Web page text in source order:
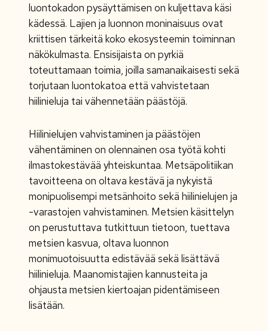
luontokadon pysäyttämisen on kuljettava käsi
kädessä. Lajien ja luonnon moninaisuus ovat
kriittisen tärkeitä koko ekosysteemin toiminnan
näkökulmasta. Ensisijaista on pyrkiä
toteuttamaan toimia, joilla samanaikaisesti sekä
torjutaan luontokatoa että vahvistetaan
hiilinieluja tai vähennetään päästöjä.
Hiilinielujen vahvistaminen ja päästöjen
vähentäminen on olennainen osa työtä kohti
ilmastokestävää yhteiskuntaa. Metsäpolitiikan
tavoitteena on oltava kestävä ja nykyistä
monipuolisempi metsänhoito sekä hiilinielujen ja
-varastojen vahvistaminen. Metsien käsittelyn
on perustuttava tutkittuun tietoon, tuettava
metsien kasvua, oltava luonnon
monimuotoisuutta edistävää sekä lisättävä
hiilinieluja. Maanomistajien kannusteita ja
ohjausta metsien kiertoajan pidentämiseen
lisätään.